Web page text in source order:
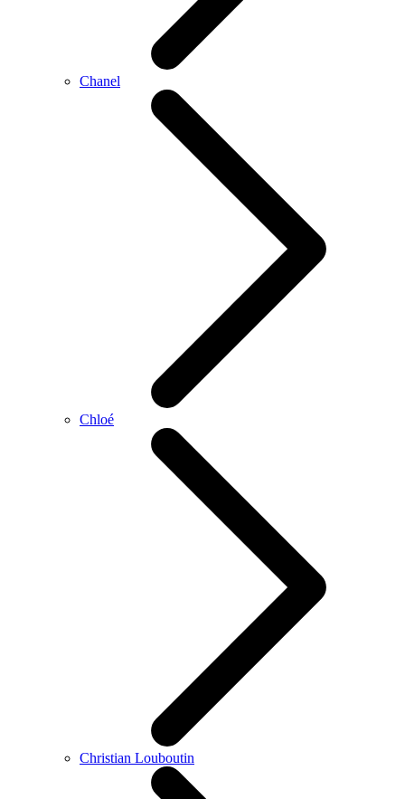
Chanel
Chloé
Christian Louboutin